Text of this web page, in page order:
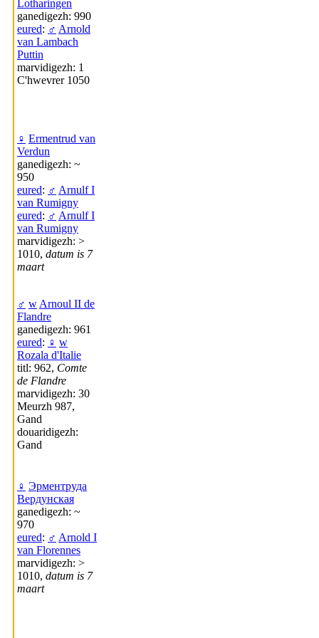
Lotharingen
ganedigezh: 990
eured: ♂ Arnold
van Lambach
Puttin
marvidigezh: 1
C'hwevrer 1050
♀ Ermentrud van
Verdun
ganedigezh: ~
950
eured: ♂ Arnulf I
van Rumigny
eured: ♂ Arnulf I
van Rumigny
marvidigezh: >
1010, datum is 7
maart
♂ w Arnoul II de
Flandre
ganedigezh: 961
eured: ♀ w
Rozala d'Italie
titl: 962, Comte
de Flandre
marvidigezh: 30
Meurzh 987,
Gand
douaridigezh:
Gand
♀ Эрментруда
Вердунская
ganedigezh: ~
970
eured: ♂ Arnold I
van Florennes
marvidigezh: >
1010, datum is 7
maart